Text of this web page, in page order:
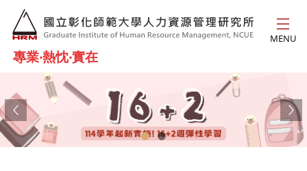
跳到主要內容
專業‧熱忱‧實在
MENU
Previous